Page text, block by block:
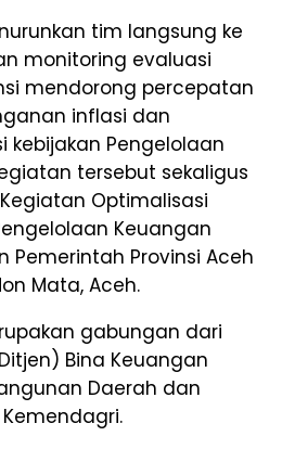
tim langsung ke
monitoring evaluasi
mendorong percepatan
inflasi dan
kebijakan Pengelolaan
tersebut sekaligus
Optimalisasi
Keuangan
Pemerintah Provinsi Aceh
Mata, Aceh.
gabungan dari
Bina Keuangan
Daerah dan